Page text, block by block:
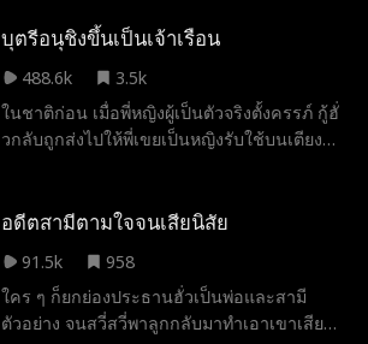
ประลองกระดานหมากกันอยู่ เขารับหน้าที่ลง
หมากแทนหลี่ต้งปินเพียงหนึ่งกระดาน แต่เมื่อจบ
เกม โลกมนุษย์กลับล่วงเลยไปแล้วถึง 49 ปี หลี่
ต้งปินมอบ “ลูกท้อสวรรค์” ให้เขา ทำให้ร่างกาย
คืนวัย กลายเป็นเด็กชายอายุสิบขวบอีกครั้ง ปี
และถูกลูกเขยดูแคลน เขาแก้ “กระดานลึกลับ”
เพื่อพิสูจน์ตัวตนของตนเอง ใช้ลูกท้อสวรรค์
เบื้องหลังวิกฤตของตระกูล ยังมีความลับที่ซ่อน
เร้นยิ่งกว่านั้น…
บุตรีอนุชิงขึ้นเป็นเจ้าเรือน
488.6k
3.5k
ในชาติก่อน เมื่อพี่หญิงผู้เป็นตัวจริงตั้งครรภ์ กู้ฮั่
วกลับถูกส่งไปให้พี่เขยเป็นหญิงรับใช้บนเตียง
มามีลมหายใจอีกครา กู่ฮั่วจึงวางแผนอย่างระ
บิดาของพี่เขย ผู้เป็นท่านผู้มีอำนาจสูงส่ง
หลงกลจนยอมทุกอย่าง เพื่อเปิดทางให้นางได้
สมปรารถนาแต่งเข้าสู่เรือนตระกูลใหญ่ใน
อดีตสามีตามใจจนเสียนิสัย
91.5k
958
ใคร ๆ ก็ยกย่องประธานฮั่วเป็นพ่อและสามี
ตัวอย่าง จนสวี่สวี่พาลูกกลับมาทำเอาเขาเสีย